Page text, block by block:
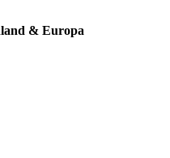
& Europa